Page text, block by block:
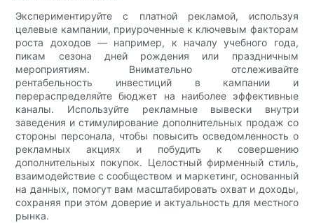
Экспериментируйте с платной рекламой, используя
целевые кампании, приуроченные к ключевым факторам
роста доходов — например, к началу учебного года,
пикам сезона дней рождения или праздничным
мероприятиям. Внимательно отслеживайте
рентабельность инвестиций в кампании и
перераспределяйте бюджет на наиболее эффективные
каналы. Используйте рекламные вывески внутри
заведения и стимулирование дополнительных продаж со
стороны персонала, чтобы повысить осведомленность о
рекламных акциях и побудить к совершению
дополнительных покупок. Целостный фирменный стиль,
взаимодействие с сообществом и маркетинг, основанный
на данных, помогут вам масштабировать охват и доходы,
сохраняя при этом доверие и актуальность для местного
рынка.